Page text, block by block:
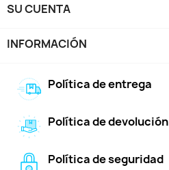
SU CUENTA
INFORMACIÓN
Política de entrega
Política de devolución
Política de seguridad